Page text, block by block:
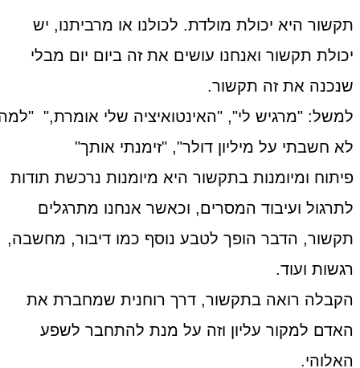
תקשור היא יכולת מולדת. לכולנו או מרביתנו, יש
יכולת תקשור ואנחנו עושים את זה ביום יום מבלי
שנכנה את זה תקשור.
למשל: "מרגיש לי", "האינטואיציה שלי אומרת," "למה
לא חשבתי על מיליון דולר", "זימנתי אותך"
פיתוח ומיומנות בתקשור היא מיומנות נרכשת תודות
לתרגול ועיבוד המסרים, וכאשר אנחנו מתרגלים
תקשור, הדבר הופך לטבע נוסף כמו דיבור, מחשבה,
רגשות ועוד.
הקבלה רואה בתקשור, דרך רוחנית שמחברת את
האדם למקור עליון וזה על מנת להתחבר לשפע
האלוהי.